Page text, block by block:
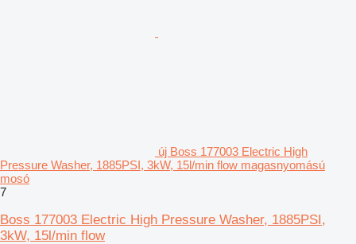
új Boss 177003 Electric High
Pressure Washer, 1885PSI, 3kW, 15l/min flow magasnyomású
mosó
7
Boss 177003 Electric High Pressure Washer, 1885PSI,
3kW, 15l/min flow